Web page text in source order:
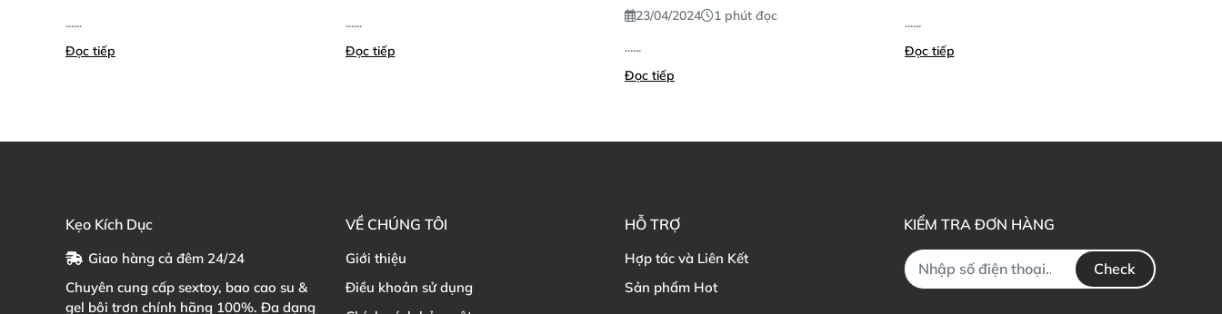
......
Đọc tiếp
......
Đọc tiếp
23/04/2024
1 phút đọc
......
Đọc tiếp
......
Đọc tiếp
Kẹo Kích Dục
Giao hàng cả đêm 24/24
Chuyên cung cấp sextoy, bao cao su &
gel bôi trơn chính hãng 100%. Đa dạng
VỀ CHÚNG TÔI
Giới thiệu
Điều khoản sử dụng
HỖ TRỢ
Hợp tác và Liên Kết
Sản phẩm Hot
KIỂM TRA ĐƠN HÀNG
Check